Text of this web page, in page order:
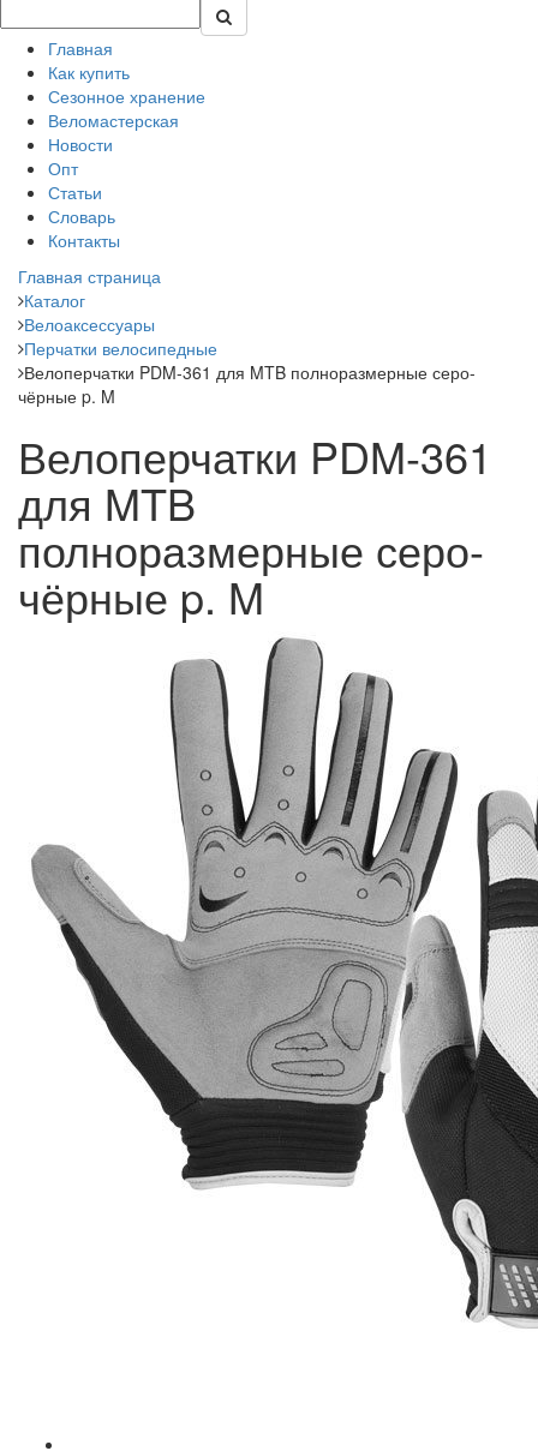
Главная
Как купить
Сезонное хранение
Веломастерская
Новости
Опт
Статьи
Словарь
Контакты
Главная страница
Каталог
Велоаксессуары
Перчатки велосипедные
Велоперчатки PDM-361 для MTB полноразмерные серо-
чёрные p. M
Велоперчатки PDM-361
для MTB
полноразмерные серо-
чёрные p. M